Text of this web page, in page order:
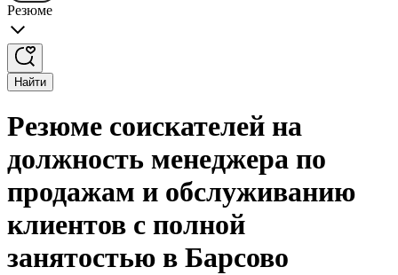
Резюме
Найти
Резюме соискателей на
должность менеджера по
продажам и обслуживанию
клиентов с полной
занятостью в Барсово